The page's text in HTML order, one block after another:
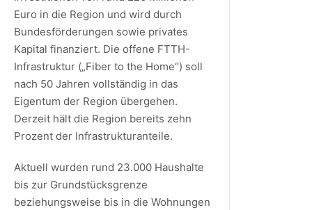
Euro in die Region und wird durch
Bundesförderungen sowie privates
Kapital finanziert. Die offene FTTH-
Infrastruktur („Fiber to the Home“) soll
nach 50 Jahren vollständig in das
Eigentum der Region übergehen.
Derzeit hält die Region bereits zehn
Prozent der Infrastrukturanteile.
Aktuell wurden rund 23.000 Haushalte
bis zur Grundstücksgrenze
beziehungsweise bis in die Wohnungen